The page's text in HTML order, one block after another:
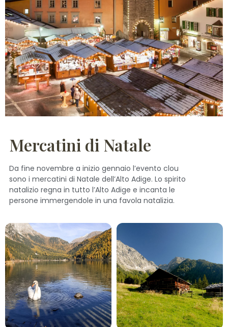
Mercatini di Natale
Da fine novembre a inizio gennaio l’evento clou
sono i mercatini di Natale dell’Alto Adige. Lo spirito
natalizio regna in tutto l’Alto Adige e incanta le
persone immergendole in una favola natalizia.